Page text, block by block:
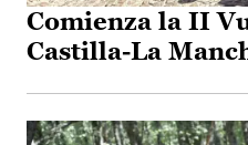
Comienza la II
Castilla-La